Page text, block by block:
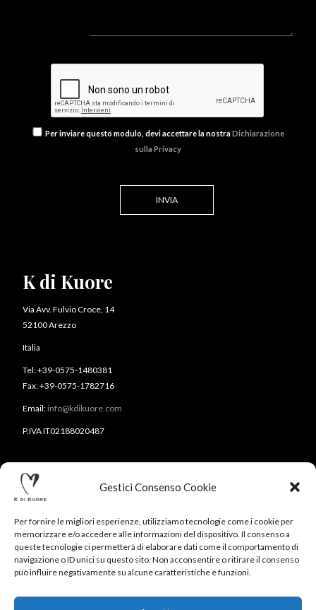
Gestici Consenso Cookie
Per fornire le migliori esperienze, utilizziamo tecnologie come i cookie per
memorizzare e/o accedere alle informazioni del dispositivo. Il consenso a
queste tecnologie ci permetterà di elaborare dati come il comportamento di
navigazione o ID unici su questo sito. Non acconsentire o ritirare il consenso
può influire negativamente su alcune caratteristiche e funzioni.
Per inviare questo modulo, devi accettare la nostraDichiarazione
sulla Privacy
K di Kuore
Via Avv. Fulvio Croce, 14
52100 Arezzo
Italia
Tel: +39-0575-1480381
Fax: +39-0575-1782716
Email: info@kdikuore.com
P.IVA IT02188020487
CONTATTI NEWSLETTER PRESS PRIVACY POLICY
COOKIE POLICY RESERVED AREA